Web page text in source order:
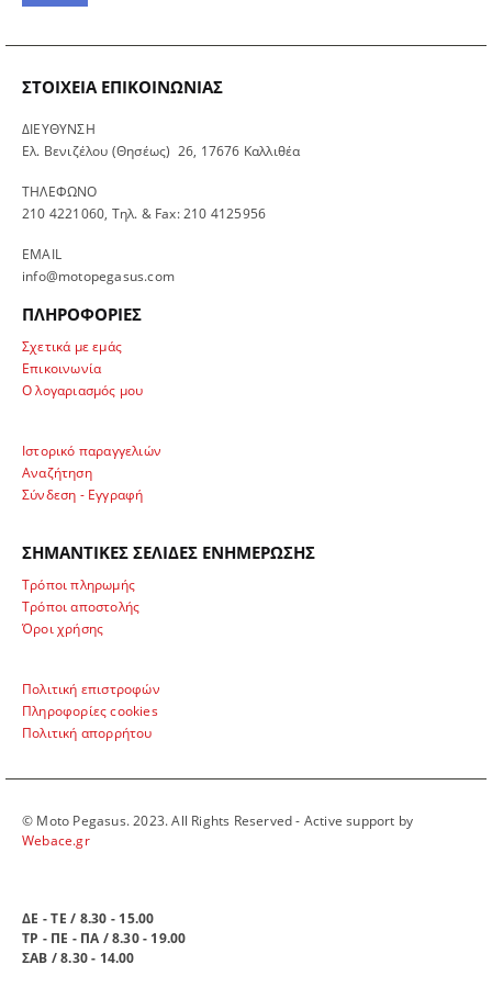
ΣΤΟΙΧΕΊΑ ΕΠΙΚΟΙΝΩΝΊΑΣ
ΔΙΕΥΘΥΝΣΗ
Ελ. Βενιζέλου (Θησέως) 26, 17676 Καλλιθέα
ΤΗΛΕΦΩΝΟ
210 4221060, Τηλ. & Fax: 210 4125956
EMAIL
info@motopegasus.com
ΠΛΗΡΟΦΟΡΙΕΣ
Σχετικά με εμάς
Επικοινωνία
Ο λογαριασμός μου
Ιστορικό παραγγελιών
Αναζήτηση
Σύνδεση - Εγγραφή
ΣΗΜΑΝΤΙΚΕΣ ΣΕΛΙΔΕΣ ΕΝΗΜΕΡΩΣΗΣ
Τρόποι πληρωμής
Τρόποι αποστολής
Όροι χρήσης
Πολιτική επιστροφών
Πληροφορίες cookies
Πολιτική απορρήτου
© Moto Pegasus. 2023. All Rights Reserved - Active support by
Webace.gr
ΔΕ - ΤΕ / 8.30 - 15.00
ΤΡ - ΠΕ - ΠΑ / 8.30 - 19.00
ΣΑΒ / 8.30 - 14.00